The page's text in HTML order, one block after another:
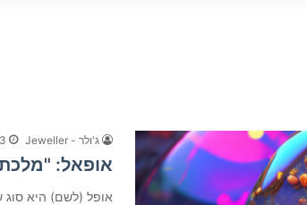
ג'ולר - Jeweller
אופאל:
אופל (לשם) היא